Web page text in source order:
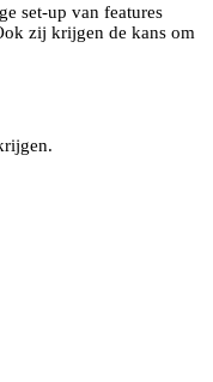
set-up van features
zij krijgen de kans om